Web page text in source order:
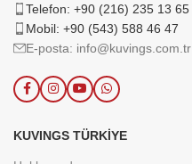
Telefon: +90 (216) 235 13 65
Mobil: +90 (543) 588 46 47
E-posta: info@kuvings.com.tr
KUVINGS TÜRKIYE